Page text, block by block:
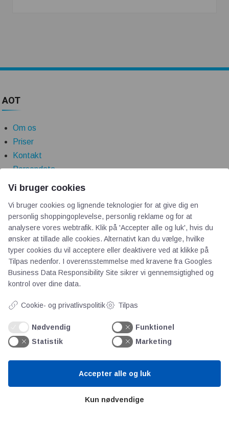
AOT
Om os
Priser
Kontakt
Persondata
Videncentre
Teknologisk Institut
Bitva
Videncentre
Litteratur
Forkortelser
Ståbi
Værd at besøge
Alltomteknikindustrin
Altomhjemmet
Vi bruger cookies
Vi bruger cookies og lignende teknologier for at give dig en
personlig shoppingoplevelse, personlig reklame og for at
analysere vores webtrafik. Klik på 'Accepter alle og luk', hvis du
ønsker at tillade alle cookies. Alternativt kan du vælge, hvilke
typer cookies du vil acceptere eller deaktivere ved at klikke på
Tilpas nedenfor. I overensstemmelse med kravene fra Googles
Business Data Responsibility Site sikrer vi gennemsigtighed og
kontrol over dine data.
Cookie- og privatlivspolitik Tilpas
Nødvendig
Funktionel
Statistik
Marketing
Kun nødvendige
Accepter alle og luk